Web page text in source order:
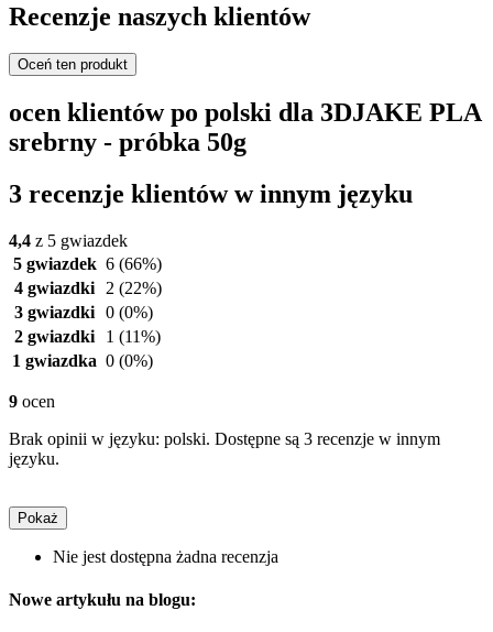
Recenzje naszych klientów
Oceń ten produkt
ocen klientów po polski dla 3DJAKE PLA
srebrny - próbka 50g
3 recenzje klientów w innym języku
4,4 z 5 gwiazdek
5 gwiazdek 6 (66%)
4 gwiazdki
2 (22%)
3 gwiazdki 0 (0%)
2 gwiazdki
1 (11%)
1 gwiazdka 0 (0%)
9 ocen
Brak opinii w języku: polski. Dostępne są 3 recenzje w innym
języku.
Pokaż
Nie jest dostępna żadna recenzja
Nowe artykułu na blogu: